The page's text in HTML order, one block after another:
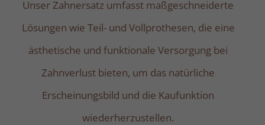
Unser Zahnersatz umfasst maßgeschneiderte
Lösungen wie Teil- und Vollprothesen, die eine
ästhetische und funktionale Versorgung bei
Zahnverlust bieten, um das natürliche
Erscheinungsbild und die Kaufunktion
wiederherzustellen.